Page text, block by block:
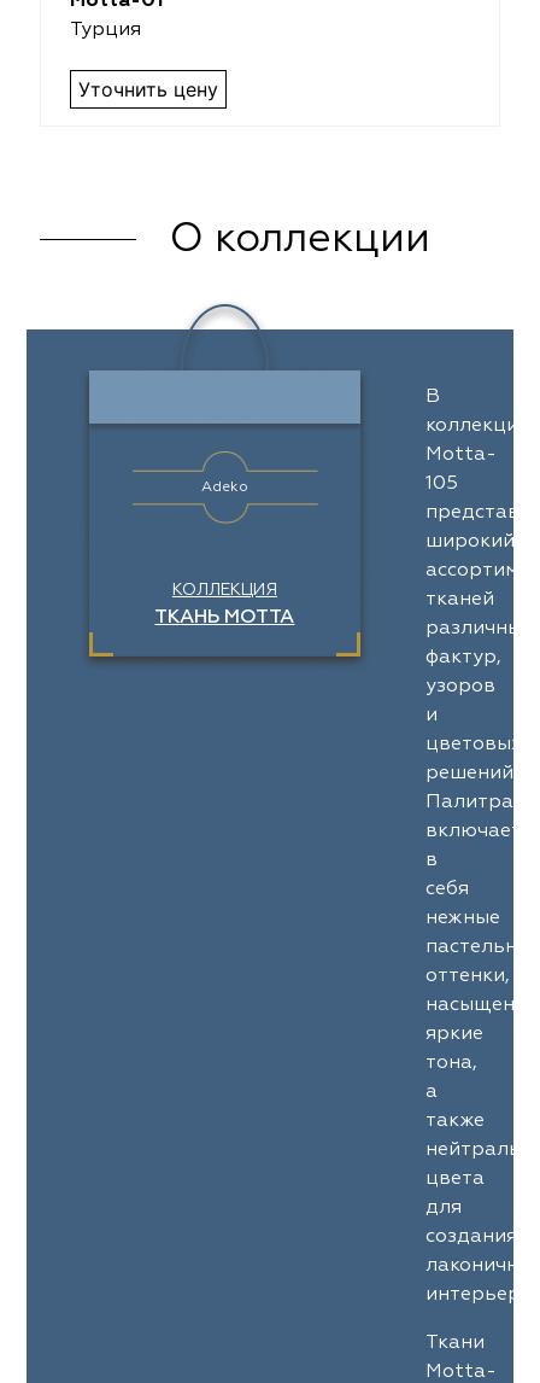
Турция
Уточнить цену
О коллекции
Adeko
КОЛЛЕКЦИЯ
ТКАНЬ MOTTA
В
коллекции
Motta-
105
широкий
тканей
различных
фактур,
узоров
и
цветовых
решений.
Палитра
включает
в
себя
нежные
оттенки,
яркие
тона,
а
также
цвета
для
создания
Ткани
Motta-